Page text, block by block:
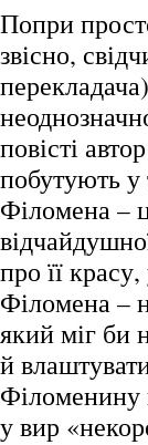
Попри
звісно,
повісті
побутують
Філомена –
про її
Філомена –
який міг би
й
Філоменину
у вир